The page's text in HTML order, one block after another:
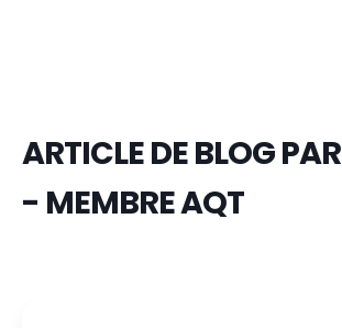
ARTICLE DE BLOG PAR
- MEMBRE AQT